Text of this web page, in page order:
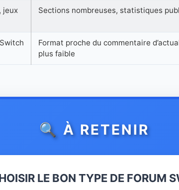
jeux Sections nombreuses, statistiques
Format proche du commentaire
plus faible
🔍 À RETENIR
LE BON TYPE DE FORUM